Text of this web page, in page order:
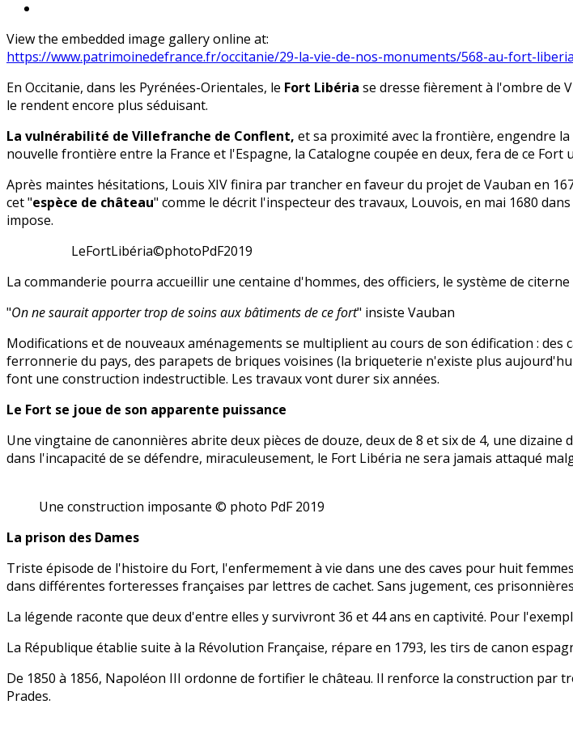
View the embedded image gallery online at:
https://www.patrimoinedefrance.fr/occitanie/29-la-vie-de-nos-monuments/568-au-fort-
En Occitanie, dans les Pyrénées-Orientales, le Fort Libéria se dresse fièrement à l'ombre de
le rendent encore plus séduisant.
La vulnérabilité de Villefranche de Conflent, et sa proximité avec la frontière, engendre
nouvelle frontière entre la France et l'Espagne, la Catalogne coupée en deux, fera de ce Fort
Après maintes hésitations, Louis XIV finira par trancher en faveur du projet de Vauban en
cet "espèce de château" comme le décrit l'inspecteur des travaux, Louvois, en mai 1680
impose.
LeFortLibéria©photoPdF2019
La commanderie pourra accueillir une centaine d'hommes, des officiers, le système de
"On ne saurait apporter trop de soins aux bâtiments de ce fort" insiste Vauban
Modifications et de nouveaux aménagements se multiplient au cours de son édification :
ferronnerie du pays, des parapets de briques voisines (la briqueterie n'existe plus
font une construction indestructible. Les travaux vont durer six années.
Le Fort se joue de son apparente puissance
Une vingtaine de canonnières abrite deux pièces de douze, deux de 8 et six de 4, une
dans l'incapacité de se défendre, miraculeusement, le Fort Libéria ne sera jamais attaqué
Une construction imposante © photo PdF 2019
La prison des Dames
Triste épisode de l'histoire du Fort, l'enfermement à vie dans une des caves pour huit
dans différentes forteresses françaises par lettres de cachet. Sans jugement, ces
La légende raconte que deux d'entre elles y survivront 36 et 44 ans en captivité. Pour
La République établie suite à la Révolution Française, répare en 1793, les tirs de canon
De 1850 à 1856, Napoléon III ordonne de fortifier le château. Il renforce la construction
Prades.